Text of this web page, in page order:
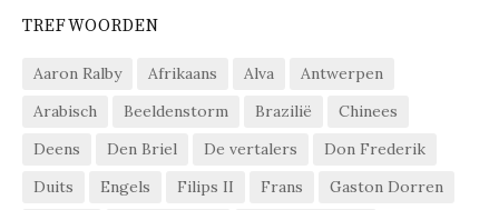
TREFWOORDEN
Aaron Ralby Afrikaans Alva
Antwerpen
Arabisch
Beeldenstorm Brazilië
Chinees
Deens
Den Briel De vertalers
Don Frederik
Duits
Engels Filips II Frans
Gaston Dorren